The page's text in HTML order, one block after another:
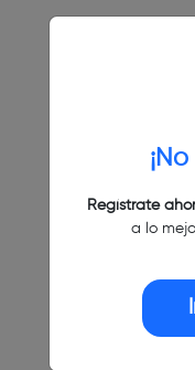
Regístrate
a lo